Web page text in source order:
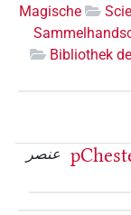
Magische
Bibliothek
عنصر